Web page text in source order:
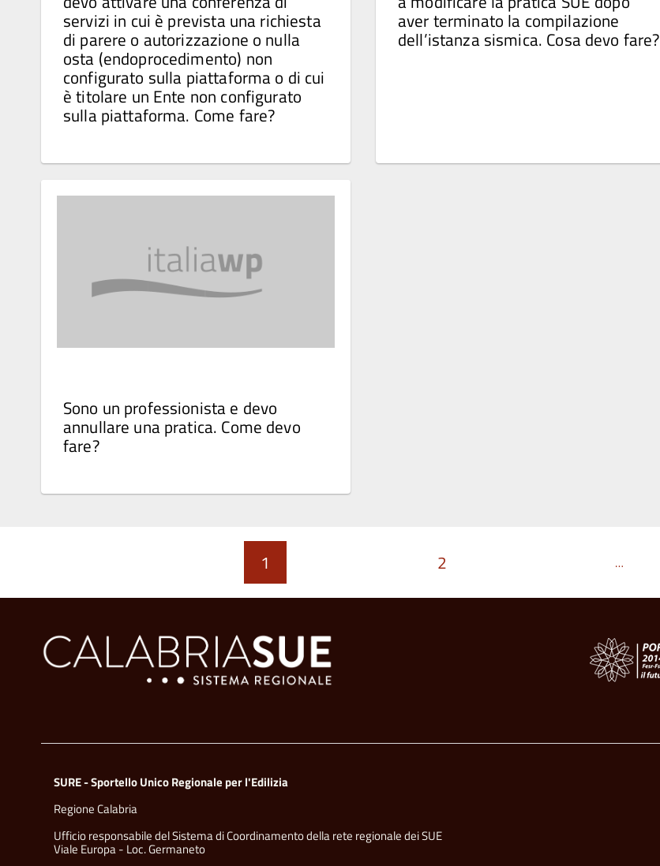
servizi in cui è prevista una richiesta
di parere o autorizzazione o nulla
osta (endoprocedimento) non
configurato sulla piattaforma o di cui
è titolare un Ente non configurato
sulla piattaforma. Come fare?
aver terminato la compilazione
dell’istanza sismica. Cosa devo fare?
Sono un professionista e devo
annullare una pratica. Come devo
fare?
1 2 …
SURE - Sportello Unico Regionale per l'Edilizia
Regione Calabria
Ufficio responsabile del Sistema di Coordinamento della rete regionale dei SUE
Viale Europa - Loc. Germaneto